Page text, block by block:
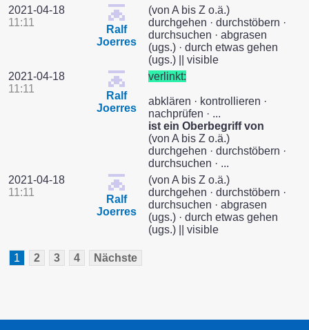
2021-04-18
11:11
Ralf
Joerres
(von A bis Z o.ä.)
durchgehen · durchstöbern ·
durchsuchen · abgrasen
(ugs.) · durch etwas gehen
(ugs.) || visible
2021-04-18
11:11
Ralf
Joerres
verlinkt:
abklären · kontrollieren ·
nachprüfen · ...
ist ein Oberbegriff von
(von A bis Z o.ä.)
durchgehen · durchstöbern ·
durchsuchen · ...
2021-04-18
11:11
Ralf
Joerres
(von A bis Z o.ä.)
durchgehen · durchstöbern ·
durchsuchen · abgrasen
(ugs.) · durch etwas gehen
(ugs.) || visible
1 2 3 4 Nächste